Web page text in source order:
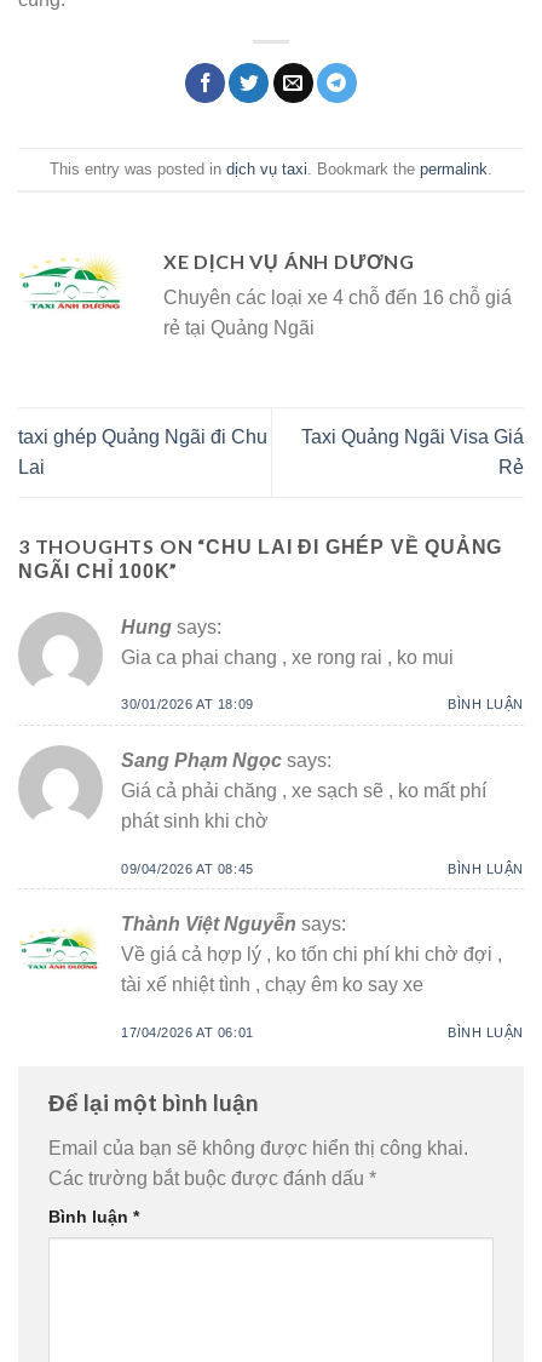
This entry was posted in dịch vụ taxi . Bookmark the permalink
XE DỊCH VỤ ÁNH DƯƠNG
Chuyên các loại xe 4 chỗ đến 16 chỗ giá
rẻ tại Quảng Ngãi
taxi ghép Quảng Ngãi đi Chu
Lai
Taxi Quảng Ngãi Visa Giá
Rẻ
3 THOUGHTS ON “CHU LAI ĐI GHÉP VỀ QUẢNG
NGÃI CHỈ 100K”
Hung says:
Gia ca phai chang , xe rong rai , ko mui
30/01/2026 AT 18:09 BÌNH LUẬN
Sang Phạm Ngọc says:
Giá cả phải chăng , xe sạch sẽ , ko mất phí
phát sinh khi chờ
09/04/2026 AT 08:45 BÌNH LUẬN
Thành Việt Nguyễn says:
Về giá cả hợp lý , ko tốn chi phí khi chờ đợi ,
tài xế nhiệt tình , chạy êm ko say xe
17/04/2026 AT 06:01 BÌNH LUẬN
Để lại một bình luận
Email của bạn sẽ không được hiển thị công khai.
Các trường bắt buộc được đánh dấu *
Bình luận *